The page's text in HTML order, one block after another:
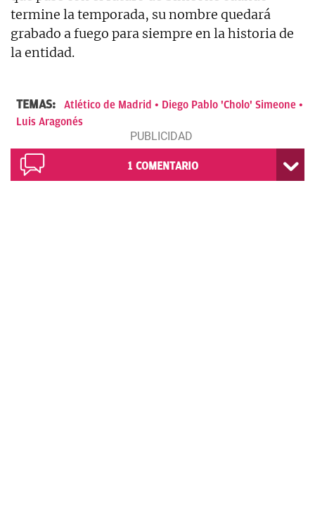
termine la temporada, su nombre quedará
grabado a fuego para siempre en la historia de
la entidad.
TEMAS: Atlético de Madrid
Diego Pablo 'Cholo' Simeone
Luis Aragonés
1 COMENTARIO